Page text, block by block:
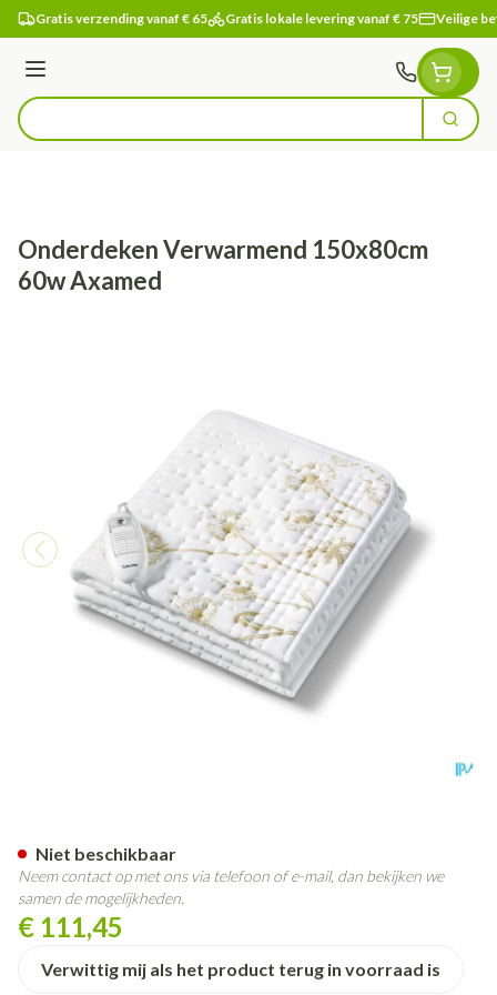
Ga naar de inhoud
Gratis verzending vanaf € 65 Gratis lokale levering vanaf € 75 Veilige
Menu
Product, merk, categorie... Zoek
Onderdeken Verwarmend 150x80cm
60w Axamed
€ 111,45
Verwittig mij als het product terug in voorraad is
Niet beschikbaar
Neem contact op met ons via telefoon of e-mail, dan bekijken we
samen de mogelijkheden.